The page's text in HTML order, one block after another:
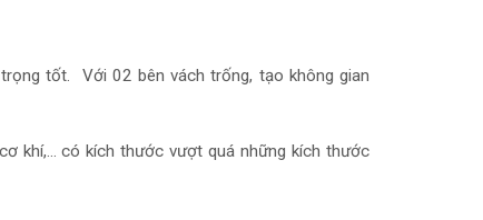
tốt. Với 02 bên vách trống, tạo không gian
khí,… có kích thước vượt quá những kích thước